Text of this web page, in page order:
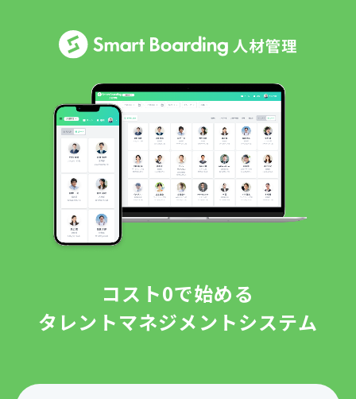
コスト0で始める
タレントマネジメントシステム